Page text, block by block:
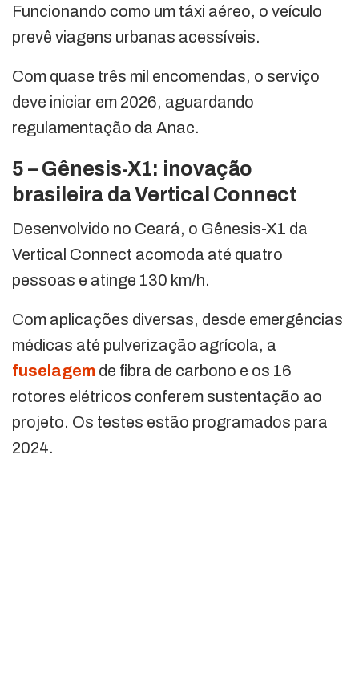
Funcionando como um táxi aéreo, o veículo
prevê viagens urbanas acessíveis.
Com quase três mil encomendas, o serviço
deve iniciar em 2026, aguardando
regulamentação da Anac.
5 – Gênesis-X1: inovação
brasileira da Vertical Connect
Desenvolvido no Ceará, o Gênesis-X1 da
Vertical Connect acomoda até quatro
pessoas e atinge 130 km/h.
Com aplicações diversas, desde emergências
médicas até pulverização agrícola, a
fuselagem de fibra de carbono e os 16
rotores elétricos conferem sustentação ao
projeto. Os testes estão programados para
2024.